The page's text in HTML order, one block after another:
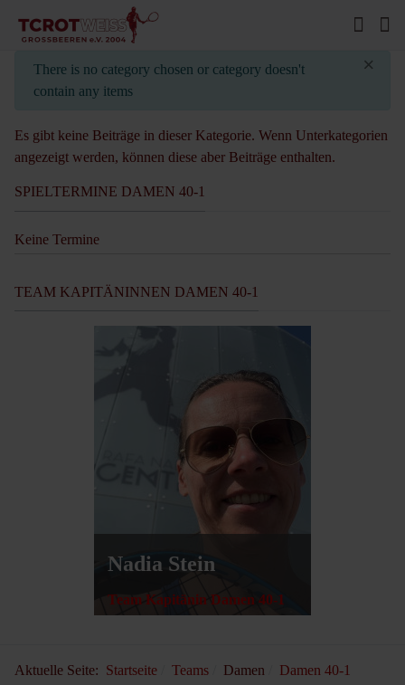
×
info
There is no category chosen or category doesn't
contain any items
Es gibt keine Beiträge in dieser Kategorie. Wenn Unterkategorien
angezeigt werden, können diese aber Beiträge enthalten.
SPIELTERMINE DAMEN 40-1
Keine Termine
TEAM KAPITÄNINNEN DAMEN 40-1
Nadia Stein
Team Kapitänin Damen 40-1
Aktuelle Seite: Startseite Teams Damen Damen 40-1